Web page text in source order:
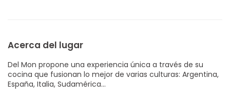
Acerca del lugar
Del Mon propone una experiencia única a través de su
cocina que fusionan lo mejor de varias culturas: Argentina,
España, Italia, Sudamérica...